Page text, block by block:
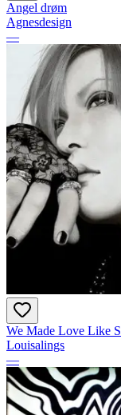
Angel drøm
Agnesdesign
—
We Made Love Like
Louisalings
—